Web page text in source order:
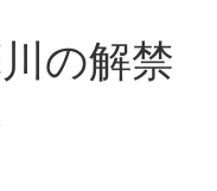
の解禁